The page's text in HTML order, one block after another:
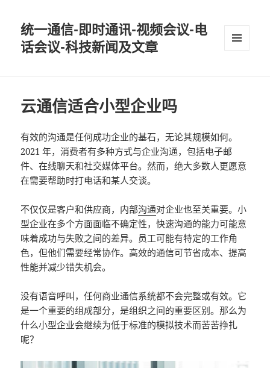
统一通信-即时通讯-视频会议-电
话会议-科技新闻及文章
云通信适合小型企业吗
有效的沟通是任何成功企业的基石，无论其规模如何。
2021 年，消费者有多种方式与企业沟通，包括电子邮
件、在线聊天和社交媒体平台。然而，绝大多数人更愿意
在需要帮助时打电话和某人交谈。
不仅仅是客户和供应商，内部沟通对企业也至关重要。小
型企业在多个方面面临不确定性，快速沟通的能力可能意
味着成功与失败之间的差异。员工可能有特定的工作角
色，但他们需要经常协作。高效的通信可节省成本、提高
性能并减少错失机会。
没有语音呼叫，任何商业通信系统都不会完整或有效。它
是一个重要的组成部分，是组织之间的重要区别。那么为
什么小型企业会继续为低于标准的模拟技术而苦苦挣扎
呢？